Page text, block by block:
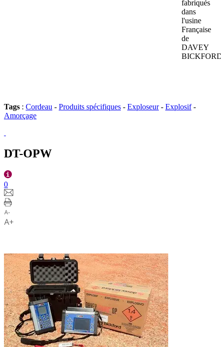
fabriqués
dans
l'usine
Française
de
DAVEY
Tags : Cordeau - Produits spécifiques - Exploseur- Explosif-
Amorçage
DT-OPW
0